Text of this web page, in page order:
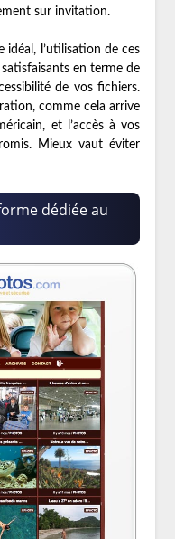
sur invitation.
idéal, l’utilisation de ces
en terme de
de vos fichiers.
comme cela arrive
et l’accès à vos
Mieux vaut éviter
dédiée au